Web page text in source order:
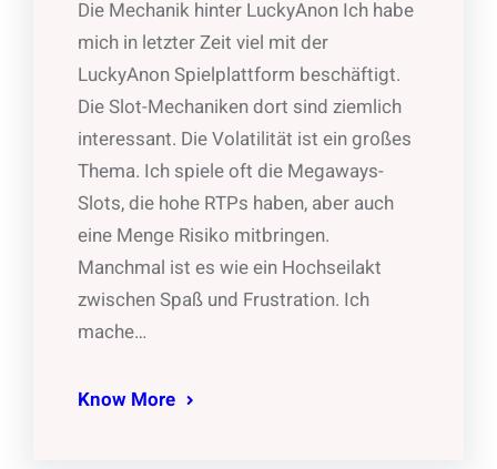
Die Mechanik hinter LuckyAnon Ich habe
mich in letzter Zeit viel mit der
LuckyAnon Spielplattform beschäftigt.
Die Slot-Mechaniken dort sind ziemlich
interessant. Die Volatilität ist ein großes
Thema. Ich spiele oft die Megaways-
Slots, die hohe RTPs haben, aber auch
eine Menge Risiko mitbringen.
Manchmal ist es wie ein Hochseilakt
zwischen Spaß und Frustration. Ich
mache…
Know More